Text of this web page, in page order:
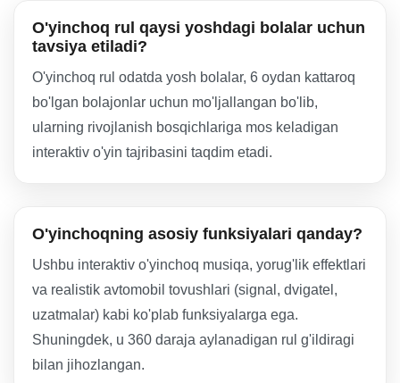
O'yinchoq rul qaysi yoshdagi bolalar uchun
tavsiya etiladi?
O'yinchoq rul odatda yosh bolalar, 6 oydan kattaroq
bo'lgan bolajonlar uchun mo'ljallangan bo'lib,
ularning rivojlanish bosqichlariga mos keladigan
interaktiv o'yin tajribasini taqdim etadi.
O'yinchoqning asosiy funksiyalari qanday?
Ushbu interaktiv o'yinchoq musiqa, yorug'lik effektlari
va realistik avtomobil tovushlari (signal, dvigatel,
uzatmalar) kabi ko'plab funksiyalarga ega.
Shuningdek, u 360 daraja aylanadigan rul g'ildiragi
bilan jihozlangan.